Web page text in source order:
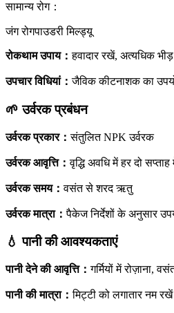
सामान्य रोग：
जंग रोगपाउडरी मिल्ड्यू
रोकथाम उपाय：हवादार रखें, अत्यधिक
उपचार विधियां：जैविक कीटनाशक का
🌱उर्वरक प्रबंधन
उर्वरक प्रकार：संतुलित NPK उर्वरक
उर्वरक आवृत्ति：वृद्धि अवधि में हर दो
उर्वरक समय：वसंत से शरद ऋतु
उर्वरक मात्रा：पैकेज निर्देशों के अनुसार
💧पानी की आवश्यकताएं
पानी देने की आवृत्ति：गर्मियों में रोज़ाना,
पानी की मात्रा：मिट्टी को लगातार नम रखें